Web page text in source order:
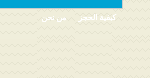
كيفية الحجز من نحن